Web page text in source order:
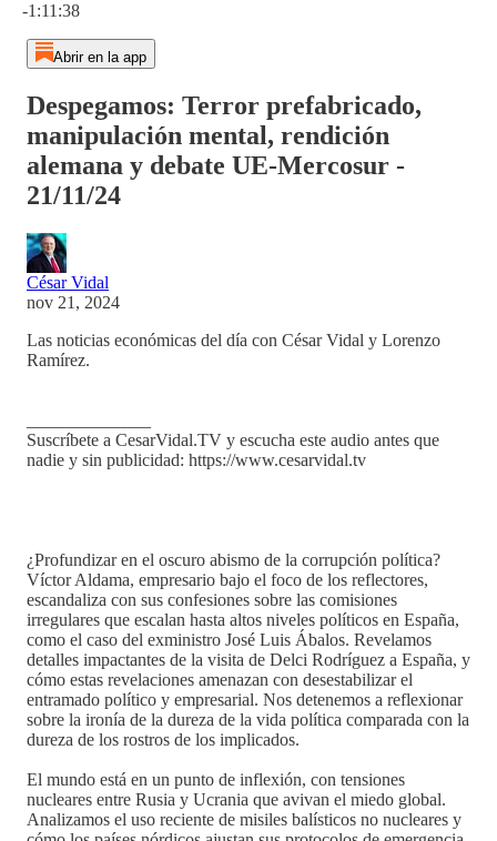
-1:11:38
Abrir en la app
Despegamos: Terror prefabricado,
manipulación mental, rendición
alemana y debate UE-Mercosur -
21/11/24
César Vidal
nov 21, 2024
Las noticias económicas del día con César Vidal y Lorenzo
Ramírez.
Suscríbete a CesarVidal.TV y escucha este audio antes que
nadie y sin publicidad: https://www.cesarvidal.tv
¿Profundizar en el oscuro abismo de la corrupción política?
Víctor Aldama, empresario bajo el foco de los reflectores,
escandaliza con sus confesiones sobre las comisiones
irregulares que escalan hasta altos niveles políticos en España,
como el caso del exministro José Luis Ábalos. Revelamos
detalles impactantes de la visita de Delci Rodríguez a España, y
cómo estas revelaciones amenazan con desestabilizar el
entramado político y empresarial. Nos detenemos a reflexionar
sobre la ironía de la dureza de la vida política comparada con la
dureza de los rostros de los implicados.
El mundo está en un punto de inflexión, con tensiones
nucleares entre Rusia y Ucrania que avivan el miedo global.
Analizamos el uso reciente de misiles balísticos no nucleares y